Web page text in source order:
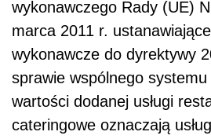
wykonawczego Rady (UE)
marca 2011 r.
wykonawcze do dyrektywy
sprawie wspólnego systemu
wartości dodanej usługi
cateringowe oznaczają